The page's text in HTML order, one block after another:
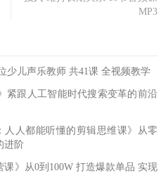
MP3
少儿声乐教师 共41课 全视频教学
紧跟人工智能时代搜索变革的前沿
人人都能听懂的剪辑思维课》从零
进阶
课》从0到100W 打造爆款单品 实现